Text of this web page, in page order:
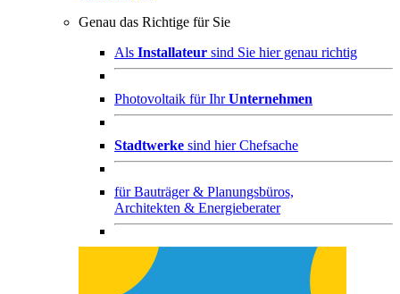
Genau das Richtige für Sie
Als Installateur sind Sie hier genau richtig
Photovoltaik für IhrUnternehmen
Stadtwerke sind hier Chefsache
fürBauträger & Planungsbüros,
Architekten & Energieberater